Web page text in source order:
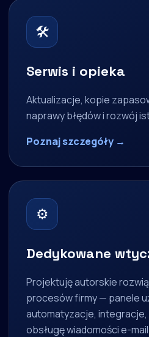
🛠
Serwis i opieka
Aktualizacje, kopie
naprawy błędów i rozwój
Poznaj szczegóły →
⚙
Dedykowane
Projektuję autorskie
procesów firmy — panele
automatyzacje,
obsługę wiadomości e-